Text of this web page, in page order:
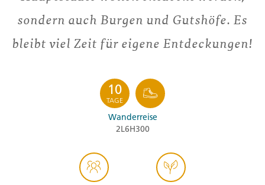
sondern auch Burgen und Gutshöfe. Es
bleibt viel Zeit für eigene Entdeckungen!
10
TAGE
Wanderreise
2L6H300